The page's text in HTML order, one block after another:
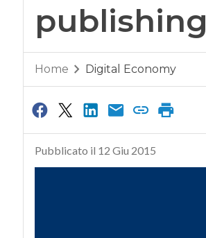
publishing
Home Digital Economy
Pubblicato il 12 Giu 2015